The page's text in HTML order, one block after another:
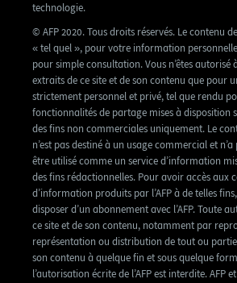
technologie.
© AFP 2020. Tous droits réservés. Le contenu
« tel quel », pour votre information
pour simple consultation. Vous n’êtes autorisé
extraits de ce site et de son contenu que pour
strictement personnel et privé, tel que rendu
fonctionnalités de partage mises à disposition
des fins non commerciales uniquement. Le
n’est pas destiné à un usage commercial et
être utilisé comme un service d’information
des fins rédactionnelles. Pour avoir accès aux
d’information produits par l’AFP à de telles
disposer d’un abonnement avec l’AFP. Toute
ce site et de son contenu, notamment par
représentation ou distribution de tout ou partie
son contenu à quelque fin et sous quelque
l’autorisation écrite de l’AFP est interdite. AFP